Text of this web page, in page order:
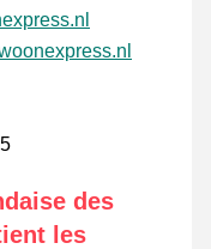
des
les